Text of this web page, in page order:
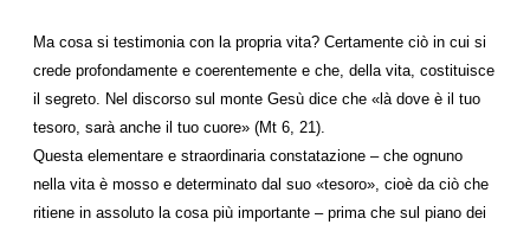
Ma cosa si testimonia con la propria vita? Certamente ciò in cui si
crede profondamente e coerentemente e che, della vita, costituisce
il segreto. Nel discorso sul monte Gesù dice che «là dove è il tuo
tesoro, sarà anche il tuo cuore» (Mt 6, 21).
Questa elementare e straordinaria constatazione – che ognuno
nella vita è mosso e determinato dal suo «tesoro», cioè da ciò che
ritiene in assoluto la cosa più importante – prima che sul piano dei